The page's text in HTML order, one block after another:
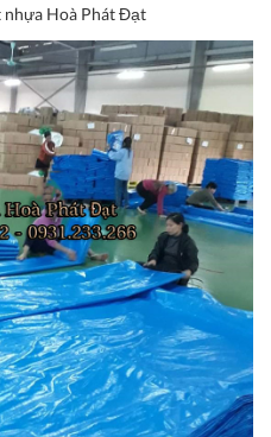
nhựa Hoà Phát Đạt